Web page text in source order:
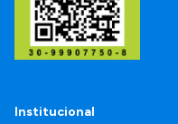
Institucional